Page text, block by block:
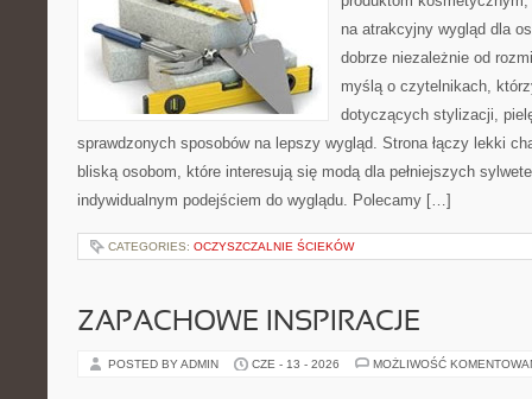
na atrakcyjny wygląd dla
dobrze niezależnie od
myślą o czytelnikach,
dotyczących stylizacji,
sprawdzonych sposobów na lepszy wygląd. Strona łączy lekki
bliską osobom, które interesują się modą dla pełniejszych
indywidualnym podejściem do wyglądu. Polecamy […]
CATEGORIES: OCZYSZCZALNIE ŚCIEKÓW
ZAPACHOWE INSPIRACJE
POSTED BY ADMIN CZE - 13 - 2026 MOŻLIWOŚĆ